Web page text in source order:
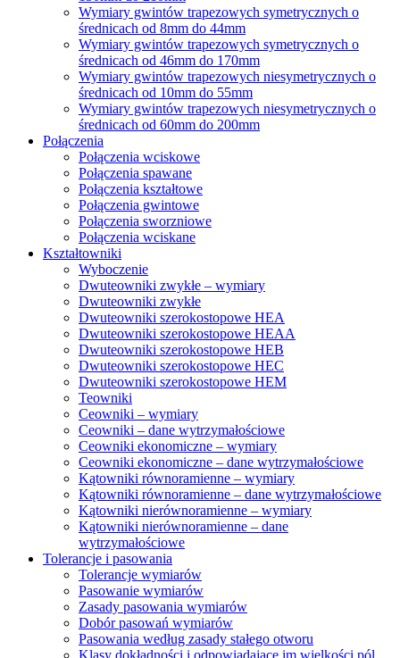
Wymiary gwintów trapezowych symetrycznych o
średnicach od 8mm do 44mm
Wymiary gwintów trapezowych symetrycznych o
średnicach od 46mm do 170mm
Wymiary gwintów trapezowych niesymetrycznych o
średnicach od 10mm do 55mm
Wymiary gwintów trapezowych niesymetrycznych o
średnicach od 60mm do 200mm
Połączenia
Połączenia wciskowe
Połączenia spawane
Połączenia kształtowe
Połączenia gwintowe
Połączenia sworzniowe
Połączenia wciskane
Kształtowniki
Wyboczenie
Dwuteowniki zwykłe – wymiary
Dwuteowniki zwykłe
Dwuteowniki szerokostopowe HEA
Dwuteowniki szerokostopowe HEAA
Dwuteowniki szerokostopowe HEB
Dwuteowniki szerokostopowe HEC
Dwuteowniki szerokostopowe HEM
Teowniki
Ceowniki – wymiary
Ceowniki – dane wytrzymałościowe
Ceowniki ekonomiczne – wymiary
Ceowniki ekonomiczne – dane wytrzymałościowe
Kątowniki równoramienne – wymiary
Kątowniki równoramienne – dane wytrzymałościowe
Kątowniki nierównoramienne – wymiary
Kątowniki nierównoramienne – dane
wytrzymałościowe
Tolerancje i pasowania
Tolerancje wymiarów
Pasowanie wymiarów
Zasady pasowania wymiarów
Dobór pasowań wymiarów
Pasowania według zasady stałego otworu